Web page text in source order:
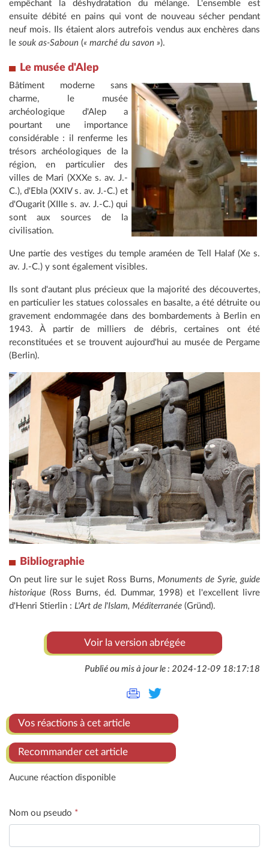
empêchant la déshydratation du mélange. L'ensemble est
ensuite débité en pains qui vont de nouveau sécher pendant
neuf mois. Ils étaient alors autrefois vendus aux enchères dans
le souk as-Saboun (« marché du savon »).
Le musée d'Alep
Bâtiment moderne sans
charme, le musée
archéologique d'Alep a
pourtant une importance
considérable : il renferme les
trésors archéologiques de la
région, en particulier des
villes de Mari (XXXe s. av. J.-
C.), d'Ebla (XXIV s. av. J.-C.) et
d'Ougarit (XIIIe s. av. J.-C.) qui
sont aux sources de la
civilisation.
Une partie des vestiges du temple araméen de Tell Halaf (Xe s.
av. J.-C.) y sont également visibles.
Ils sont d'autant plus précieux que la majorité des découvertes,
en particulier les statues colossales en basalte, a été détruite ou
gravement endommagée dans des bombardements à Berlin en
1943. À partir de milliers de débris, certaines ont été
reconstituées et se trouvent aujourd'hui au musée de Pergame
(Berlin).
Bibliographie
On peut lire sur le sujet Ross Burns, Monuments de Syrie, guide
historique (Ross Burns, éd. Dummar, 1998) et l'excellent livre
d'Henri Stierlin : L'Art de l'Islam, Méditerranée (Gründ).
Voir la version abrégée
Publié ou mis à jour le : 2024-12-09 18:17:18
Vos réactions à cet article
Recommander cet article
Aucune réaction disponible
Nom ou pseudo *